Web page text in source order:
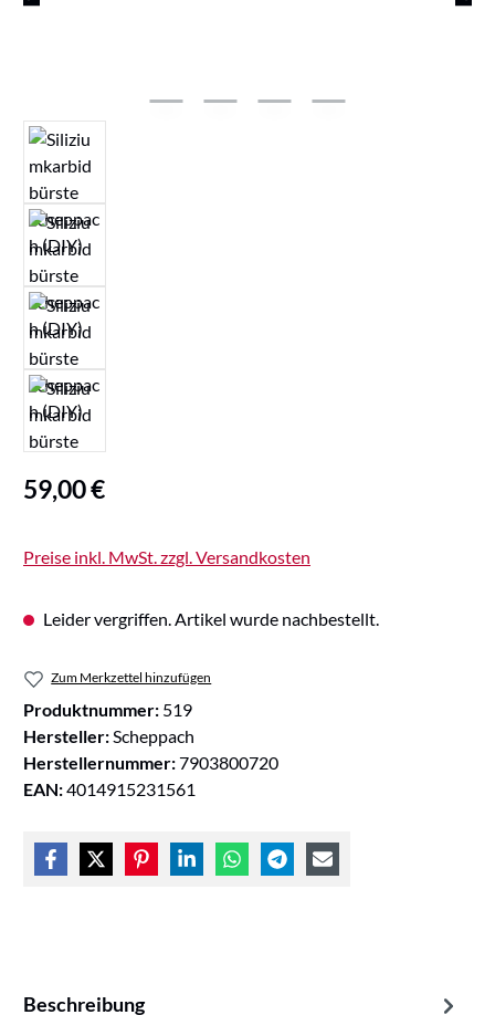
Regulärer Preis:
59,00 €
Preise inkl. MwSt. zzgl. Versandkosten
Leider vergriffen. Artikel wurde nachbestellt.
Zum Merkzettel hinzufügen
Produktnummer: 519
Hersteller: Scheppach
Herstellernummer:7903800720
EAN:4014915231561
Beschreibung